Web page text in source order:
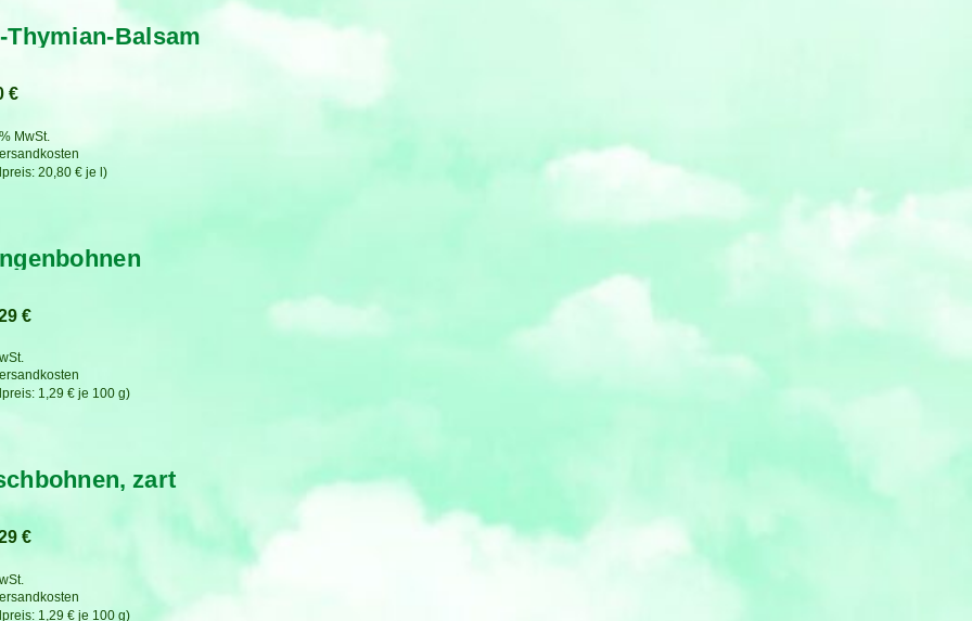
Thymian-Balsam
€
20,80 € je l
MwSt.
€
1,29 € je 100 g
zart
€
1,29 € je 100 g